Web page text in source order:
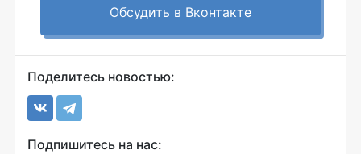
Обсудить в Вконтакте
Поделитесь новостью:
Подпишитесь на нас: